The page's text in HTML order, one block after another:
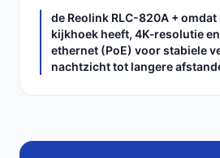
de Reolink RLC-820A +
kijkhoek heeft, 4K‑resolutie
ethernet (PoE) voor stabiele
nachtzicht tot langere